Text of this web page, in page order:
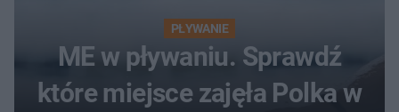
PŁYWANIE
ME w pływaniu. Sprawdź
które miejsce zajęła Polka w